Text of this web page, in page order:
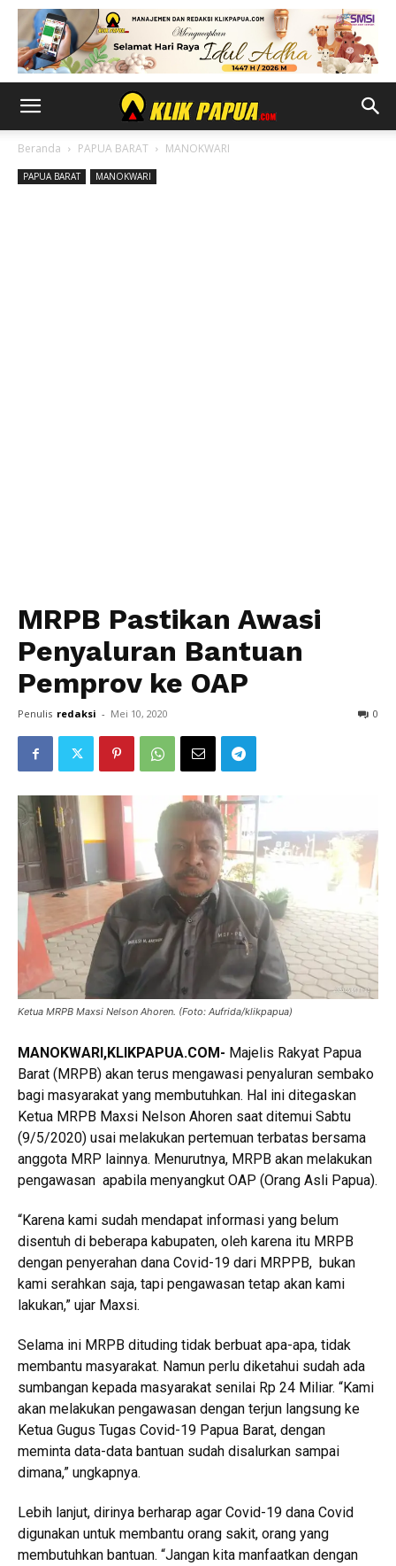
Beranda PAPUA BARAT MANOKWARI
PAPUA BARAT MANOKWARI
MRPB Pastikan Awasi
Penyaluran Bantuan
Pemprov ke OAP
Penulis redaksi - Mei 10, 2020 0
Ketua MRPB Maxsi Nelson Ahoren. (Foto: Aufrida/klikpapua)
MANOKWARI,KLIKPAPUA.COM- Majelis Rakyat Papua
Barat (MRPB) akan terus mengawasi penyaluran sembako
bagi masyarakat yang membutuhkan. Hal ini ditegaskan
Ketua MRPB Maxsi Nelson Ahoren saat ditemui Sabtu
(9/5/2020) usai melakukan pertemuan terbatas bersama
anggota MRP lainnya. Menurutnya, MRPB akan melakukan
pengawasan apabila menyangkut OAP (Orang Asli Papua).
“Karena kami sudah mendapat informasi yang belum
disentuh di beberapa kabupaten, oleh karena itu MRPB
dengan penyerahan dana Covid-19 dari MRPPB, bukan
kami serahkan saja, tapi pengawasan tetap akan kami
lakukan,” ujar Maxsi.
Selama ini MRPB dituding tidak berbuat apa-apa, tidak
membantu masyarakat. Namun perlu diketahui sudah ada
sumbangan kepada masyarakat senilai Rp 24 Miliar. “Kami
akan melakukan pengawasan dengan terjun langsung ke
Ketua Gugus Tugas Covid-19 Papua Barat, dengan
meminta data-data bantuan sudah disalurkan sampai
dimana,” ungkapnya.
Lebih lanjut, dirinya berharap agar Covid-19 dana Covid
digunakan untuk membantu orang sakit, orang yang
membutuhkan bantuan. “Jangan kita manfaatkan dengan